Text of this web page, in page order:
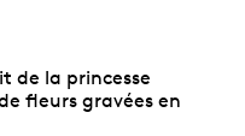
de la princesse
fleurs gravées en